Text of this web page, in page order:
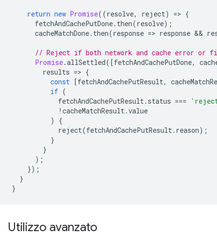
return new Promise((resolve, reject) => {
fetchAndCachePutDone. then(resolve);
cacheMatchDone. then(response => response &&
// Reject if both network and cache error or
Promise.allSettled([fetchAndCachePutDone,
results => {
const [fetchAndCachePutResult,
if (
fetchAndCachePutResult . status ===
! cacheMatchResult .value
)
{
reject(fetchAndCachePutResult . reason);
}
}
);
});
}
}
Utilizzo avanzato